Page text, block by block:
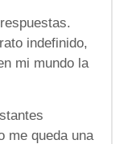
indefinido,
mi mundo la
me queda una